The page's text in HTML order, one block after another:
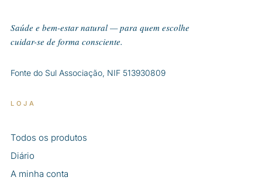
Saúde e bem-estar natural — para quem escolhe
cuidar-se de forma consciente.
Fonte do Sul Associação, NIF 513930809
LOJA
Todos os produtos
Diário
A minha conta